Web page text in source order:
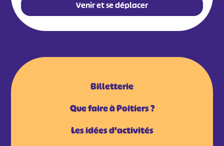
Venir et se déplacer
Billetterie
Que faire à Poitiers ?
Les idées d'activités